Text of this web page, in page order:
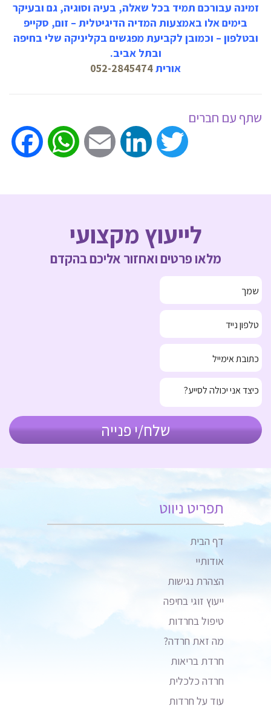
זמינה עבורכם תמיד בכל שאלה, בעיה וסוגיה, גם ובעיקר
בימים אלו באמצעות המדיה הדיגיטלית – זום, סקייפ
ובטלפון – וכמובן לקביעת מפגשים בקליניקה שלי בחיפה
ובתל אביב.
אורית052-2845474
שתף עם חברים
Twitter
LinkedIn
Email
WhatsApp
לייעוץ מקצועי
מלאו פרטים ואחזור אליכם בהקדם
תפריט ניווט
דף הבית
אודותיי
הצהרת נגישות
ייעוץ זוגי בחיפה
טיפול בחרדות
מה זאת חרדה?
חרדת בריאות
חרדה כלכלית
עוד על חרדות